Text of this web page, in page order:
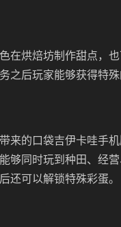
在烘焙坊制作甜点，
之后玩家能够获得特
来的口袋吉伊卡哇手
够同时玩到种田、经
还可以解锁特殊彩蛋。